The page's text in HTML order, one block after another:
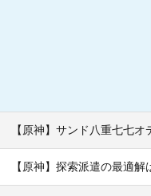
【原神】サンド八重七七
【原神】探索派遣の最適